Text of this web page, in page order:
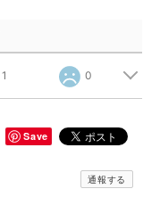
1 0
Save
通報する